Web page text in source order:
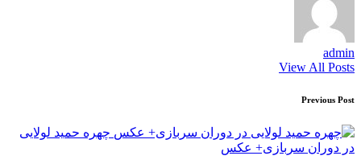
admin
View All Posts
Post
navigation
Previous Post
چهره حمید لولایی
در دوران سربازی+ عکس